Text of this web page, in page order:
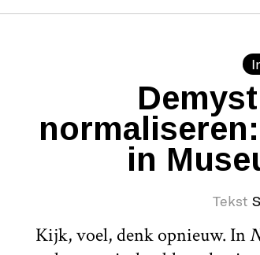
in
Tekst
Kijk, voel, denk opnieuw. In